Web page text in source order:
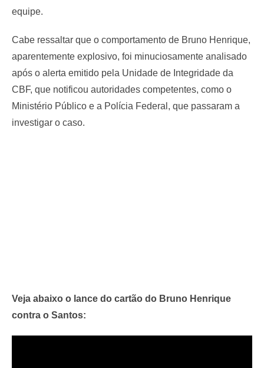
equipe.
Cabe ressaltar que o comportamento de Bruno Henrique,
aparentemente explosivo, foi minuciosamente analisado
após o alerta emitido pela Unidade de Integridade da
CBF, que notificou autoridades competentes, como o
Ministério Público e a Polícia Federal, que passaram a
investigar o caso.
Veja abaixo o lance do cartão do Bruno Henrique
contra o Santos: